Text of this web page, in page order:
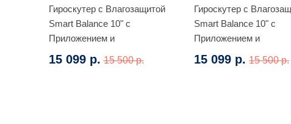
Гироскутер с Влагозащитой
Smart Balance 10" c
Приложением и
Самобалансировкой (Желтый
граффити)
15 099 р. 15 500 р.
Гироскутер с
Smart Balance 10" c
Приложением и
Самобалансировкой
(Красный пламя)
15 099 р. 15 500 р.